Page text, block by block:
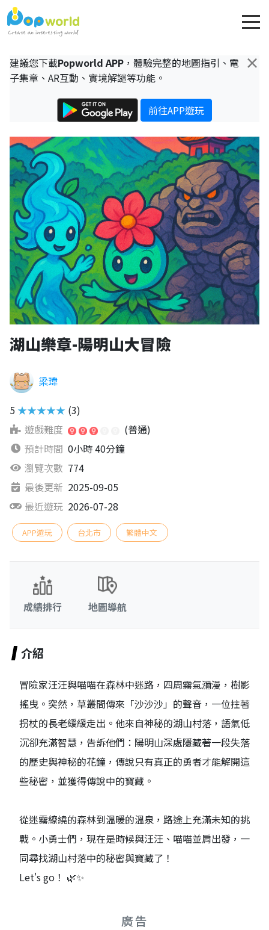
×
建議您下載Popworld APP ，體驗完整的地圖指引、電
子集章、AR互動、實境解謎等功能。
前往APP遊玩
湖山樂章-陽明山大冒險
梁瑋
5 ★★★★★ (3)
遊戲難度
(普通)
預計時間 0小時 40分鐘
瀏覽次數 774
最後更新 2025-09-05
最近遊玩 2026-07-28
APP遊玩 台北市 繁體中文
成績排行 地圖導航
介紹
冒險家汪汪與喵喵在森林中迷路，四周霧氣瀰漫，樹影
搖曳。突然，草叢間傳來「沙沙沙」的聲音，一位拄著
拐杖的長老緩緩走出。他來自神秘的湖山村落，語氣低
沉卻充滿智慧，告訴他們：陽明山深處隱藏著一段失落
的歷史與神秘的花鐘，傳說只有真正的勇者才能解開這
些秘密，並獲得傳說中的寶藏。
從迷霧繚繞的森林到溫暖的溫泉，路途上充滿未知的挑
戰。小勇士們，現在是時候與汪汪、喵喵並肩出發，一
同尋找湖山村落中的秘密與寶藏了！
Let's go！ 🌿✨
廣告